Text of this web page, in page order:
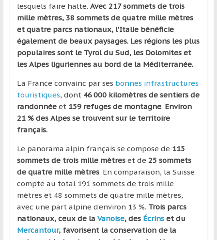
d’une
région
lesquels faire halte. Avec 217 sommets de trois
mille mètres, 38 sommets de quatre mille mètres
et quatre parcs nationaux, l’Italie bénéficie
également de beaux paysages. Les régions les plus
populaires sont le Tyrol du Sud, les Dolomites et
les Alpes liguriennes au bord de la Méditerranée.
La France convainc par ses bonnes infrastructures
touristiques, dont 46 000 kilomètres de sentiers de
randonnéeet 159 refuges de montagne. Environ
21 % des Alpes se trouvent sur le territoire
français.
Le panorama alpin français se compose de 115
sommets de trois mille mètreset de 25 sommets
de quatre mille mètres. En comparaison, la Suisse
compte au total 191 sommets de trois mille
mètres et 48 sommets de quatre mille mètres,
avec une part alpine d’environ 13 %. Trois parcs
nationaux, ceux de la Vanoise, des Écrinset du
Mercantour, favorisent la conservation de la